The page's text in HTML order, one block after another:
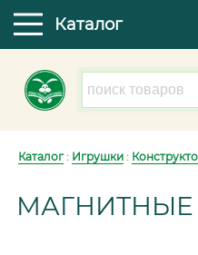
Каталог
Каталог: Игрушки :